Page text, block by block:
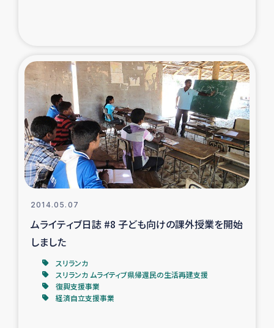
ガザ地区での公園の緑化を通じた支援事業
ガザ地区における被災住民への緊急支援
ガザ地区酪農を通した女性グループの生計支援
ふりかけ普及と食生活改善による栄養改善事業
フェアトレード事業
緊急支援事業
2014.05.07
ムライティブ日誌 #8 子ども向けの課外授業を開始
しました
スリランカ
スリランカ ムライティブ県帰還民の生活再建支援
復興支援事業
経済自立支援事業